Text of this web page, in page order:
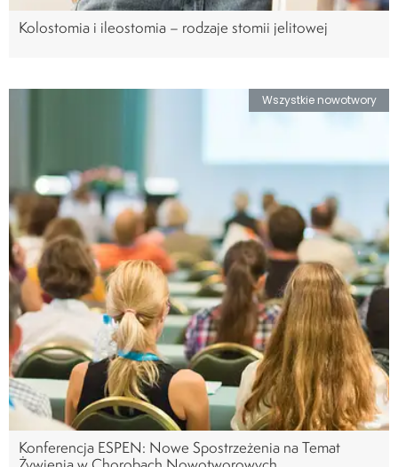
Kolostomia i ileostomia – rodzaje stomii jelitowej
Wszystkie nowotwory
Konferencja ESPEN: Nowe Spostrzeżenia na Temat